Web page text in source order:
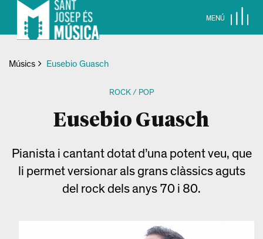
MENÚ
Músics Eusebio Guasch
ROCK / POP
Eusebio Guasch
Pianista i cantant dotat d’una potent veu, que
li permet versionar als grans clàssics aguts
del rock dels anys 70 i 80.